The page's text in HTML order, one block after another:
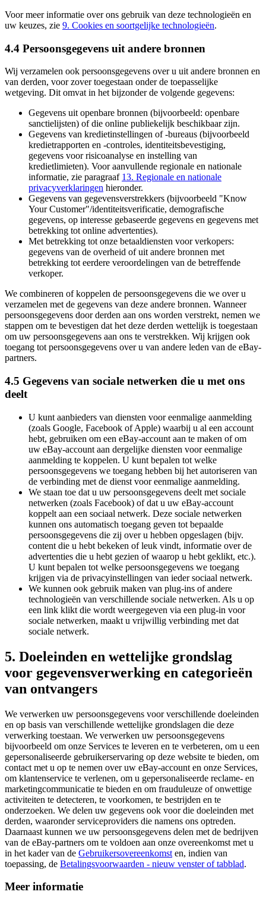
Voor meer informatie over ons gebruik van deze technologieën en
uw keuzes, zie 9. Cookies en soortgelijke technologieën.
4.4 Persoonsgegevens uit andere bronnen
Wij verzamelen ook persoonsgegevens over u uit andere bronnen en
van derden, voor zover toegestaan onder de toepasselijke
wetgeving. Dit omvat in het bijzonder de volgende gegevens:
Gegevens uit openbare bronnen (bijvoorbeeld: openbare
sanctielijsten) of die online publiekelijk beschikbaar zijn.
Gegevens van kredietinstellingen of -bureaus (bijvoorbeeld
kredietrapporten en -controles, identiteitsbevestiging,
gegevens voor risicoanalyse en instelling van
kredietlimieten). Voor aanvullende regionale en nationale
informatie, zie paragraaf 13. Regionale en nationale
privacyverklaringen hieronder.
Gegevens van gegevensverstrekkers (bijvoorbeeld "Know
Your Customer"/identiteitsverificatie, demografische
gegevens, op interesse gebaseerde gegevens en gegevens met
betrekking tot online advertenties).
Met betrekking tot onze betaaldiensten voor verkopers:
gegevens van de overheid of uit andere bronnen met
betrekking tot eerdere veroordelingen van de betreffende
verkoper.
We combineren of koppelen de persoonsgegevens die we over u
verzamelen met de gegevens van deze andere bronnen. Wanneer
persoonsgegevens door derden aan ons worden verstrekt, nemen we
stappen om te bevestigen dat het deze derden wettelijk is toegestaan
om uw persoonsgegevens aan ons te verstrekken. Wij krijgen ook
toegang tot persoonsgegevens over u van andere leden van de eBay-
partners.
4.5 Gegevens van sociale netwerken die u met ons
deelt
U kunt aanbieders van diensten voor eenmalige aanmelding
(zoals Google, Facebook of Apple) waarbij u al een account
hebt, gebruiken om een eBay-account aan te maken of om
uw eBay-account aan dergelijke diensten voor eenmalige
aanmelding te koppelen. U kunt bepalen tot welke
persoonsgegevens we toegang hebben bij het autoriseren van
de verbinding met de dienst voor eenmalige aanmelding.
We staan toe dat u uw persoonsgegevens deelt met sociale
netwerken (zoals Facebook) of dat u uw eBay-account
koppelt aan een sociaal netwerk. Deze sociale netwerken
kunnen ons automatisch toegang geven tot bepaalde
persoonsgegevens die zij over u hebben opgeslagen (bijv.
content die u hebt bekeken of leuk vindt, informatie over de
advertenties die u hebt gezien of waarop u hebt geklikt, etc.).
U kunt bepalen tot welke persoonsgegevens we toegang
krijgen via de privacyinstellingen van ieder sociaal netwerk.
We kunnen ook gebruik maken van plug-ins of andere
technologieën van verschillende sociale netwerken. Als u op
een link klikt die wordt weergegeven via een plug-in voor
sociale netwerken, maakt u vrijwillig verbinding met dat
sociale netwerk.
5. Doeleinden en wettelijke grondslag
voor gegevensverwerking en categorieën
van ontvangers
We verwerken uw persoonsgegevens voor verschillende doeleinden
en op basis van verschillende wettelijke grondslagen die deze
verwerking toestaan. We verwerken uw persoonsgegevens
bijvoorbeeld om onze Services te leveren en te verbeteren, om u een
gepersonaliseerde gebruikerservaring op deze website te bieden, om
contact met u op te nemen over uw eBay-account en onze Services,
om klantenservice te verlenen, om u gepersonaliseerde reclame- en
marketingcommunicatie te bieden en om frauduleuze of onwettige
activiteiten te detecteren, te voorkomen, te bestrijden en te
onderzoeken. We delen uw gegevens ook voor die doeleinden met
derden, waaronder serviceproviders die namens ons optreden.
Daarnaast kunnen we uw persoonsgegevens delen met de bedrijven
van de eBay-partners om te voldoen aan onze overeenkomst met u
in het kader van de Gebruikersovereenkomst en, indien van
toepassing, de Betalingsvoorwaarden - nieuw venster of tabblad.
Meer informatie